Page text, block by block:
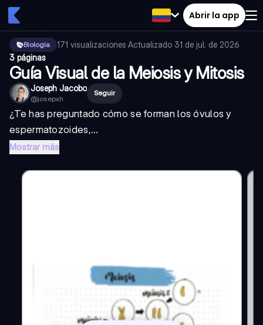
Abrir la app
Biologia 171 visualizaciones·Actualizado 31 de jul. de 2026·
3 páginas
Guía Visual de la Meiosis y Mitosis
Joseph Jacobo
@josepxh
Seguir
¿Te has preguntado cómo se forman los óvulos y
espermatozoides,...
Mostrar más